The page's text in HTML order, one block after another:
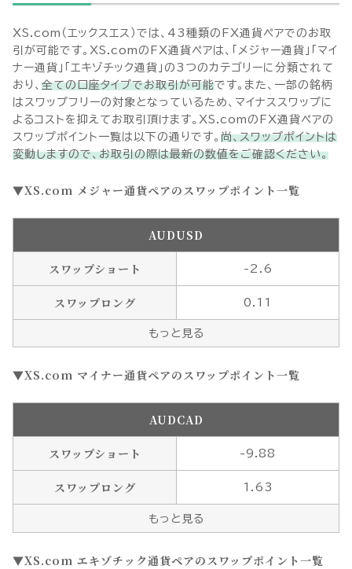
XS.com（エックスエス）では、 43 種類のFX通貨ペアでのお取
引が可能です。XS.comのFX通貨ペアは、「メジャー通貨」「マイ
ナー通貨」「エキゾチック通貨」の3つのカテゴリーに分類されて
おり、 全ての口座タイプでお取引が可能です。また、一部の銘柄
はスワップフリーの対象となっているため、マイナススワップに
よるコストを抑えてお取引頂けます。XS.comのFX通貨ペアの
スワップポイント一覧は以下の通りです。 尚、スワップポイントは
変動しますので、お取引の際は最新の数値をご確認ください。
XS.com メジャー通貨ペアのスワップポイント一覧
AUDUSD
スワップショート -2.6
スワップロング 0.11
もっと見る
XS.com マイナー通貨ペアのスワップポイント一覧
AUDCAD
スワップショート -9.88
スワップロング 1.63
もっと見る
XS.com エキゾチック通貨ペアのスワップポイント一覧